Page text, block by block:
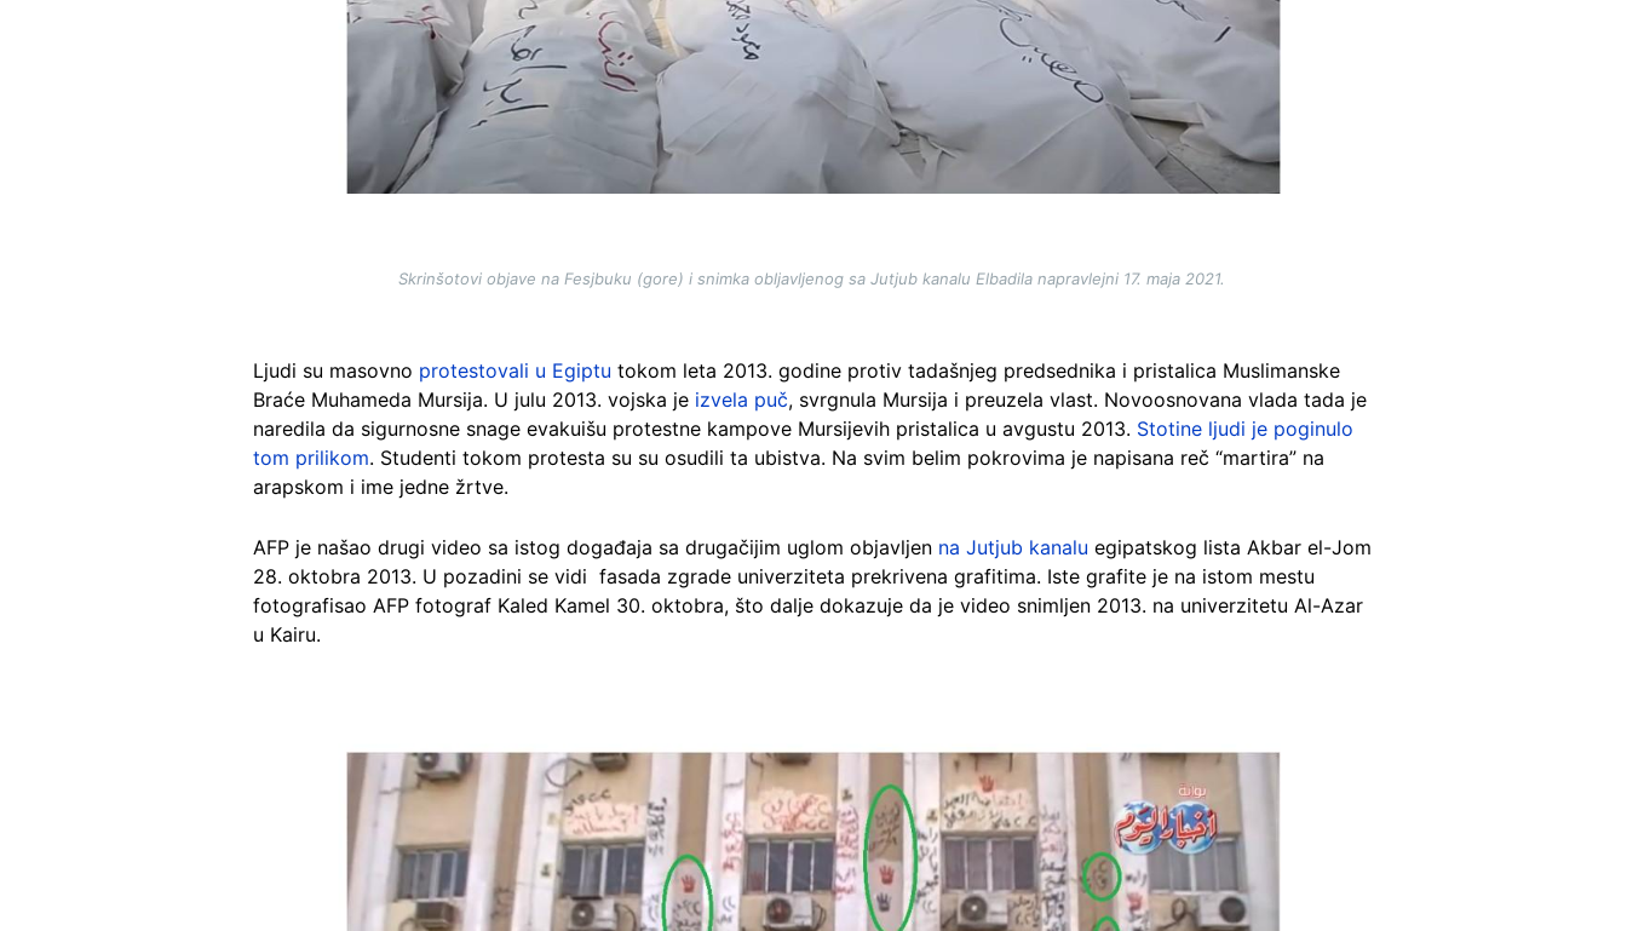
Skrinšotovi objave na Fesjbuku (gore) i snimka obljavljenog sa Jutjub kanalu Elbadila napravlejni 17. maja 2021.
Ljudi su masovno protestovali u Egiptu tokom leta 2013. godine protiv tadašnjeg predsednika i pristalica Muslimanske
Braće Muhameda Mursija. U julu 2013. vojska je izvela puč, svrgnula Mursija i preuzela vlast. Novoosnovana vlada tada je
naredila da sigurnosne snage evakuišu protestne kampove Mursijevih pristalica u avgustu 2013. Stotine ljudi je poginulo
tom prilikom. Studenti tokom protesta su su osudili ta ubistva. Na svim belim pokrovima je napisana reč “martira” na
arapskom i ime jedne žrtve.
AFP je našao drugi video sa istog događaja sa drugačijim uglom objavljen na Jutjub kanalu egipatskog lista Akbar el-Jom
28. oktobra 2013. U pozadini se vidi fasada zgrade univerziteta prekrivena grafitima. Iste grafite je na istom mestu
fotografisao AFP fotograf Kaled Kamel 30. oktobra, što dalje dokazuje da je video snimljen 2013. na univerzitetu Al-Azar
u Kairu.